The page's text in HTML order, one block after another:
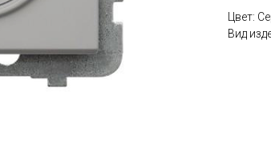
Цвет:
Вид